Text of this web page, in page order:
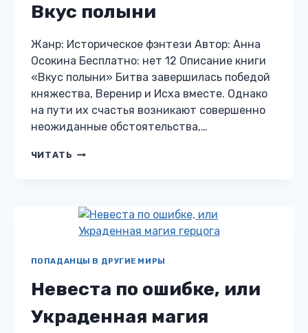
Вкус полыни
Жанр: Историческое фэнтези Автор: Анна
Осокина Бесплатно: нет 12 Описание книги
«Вкус полыни» Битва завершилась победой
княжества, Веренир и Исха вместе. Однако
на пути их счастья возникают совершенно
неожиданные обстоятельства,…
ЧИТАТЬ ВКУС
ПОПАДАНЦЫ В ДРУГИЕ МИРЫ
Невеста по ошибке, или
Украденная магия